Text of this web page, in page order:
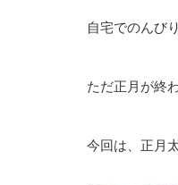
自宅でのんび
ただ正月が終
今回は、正月